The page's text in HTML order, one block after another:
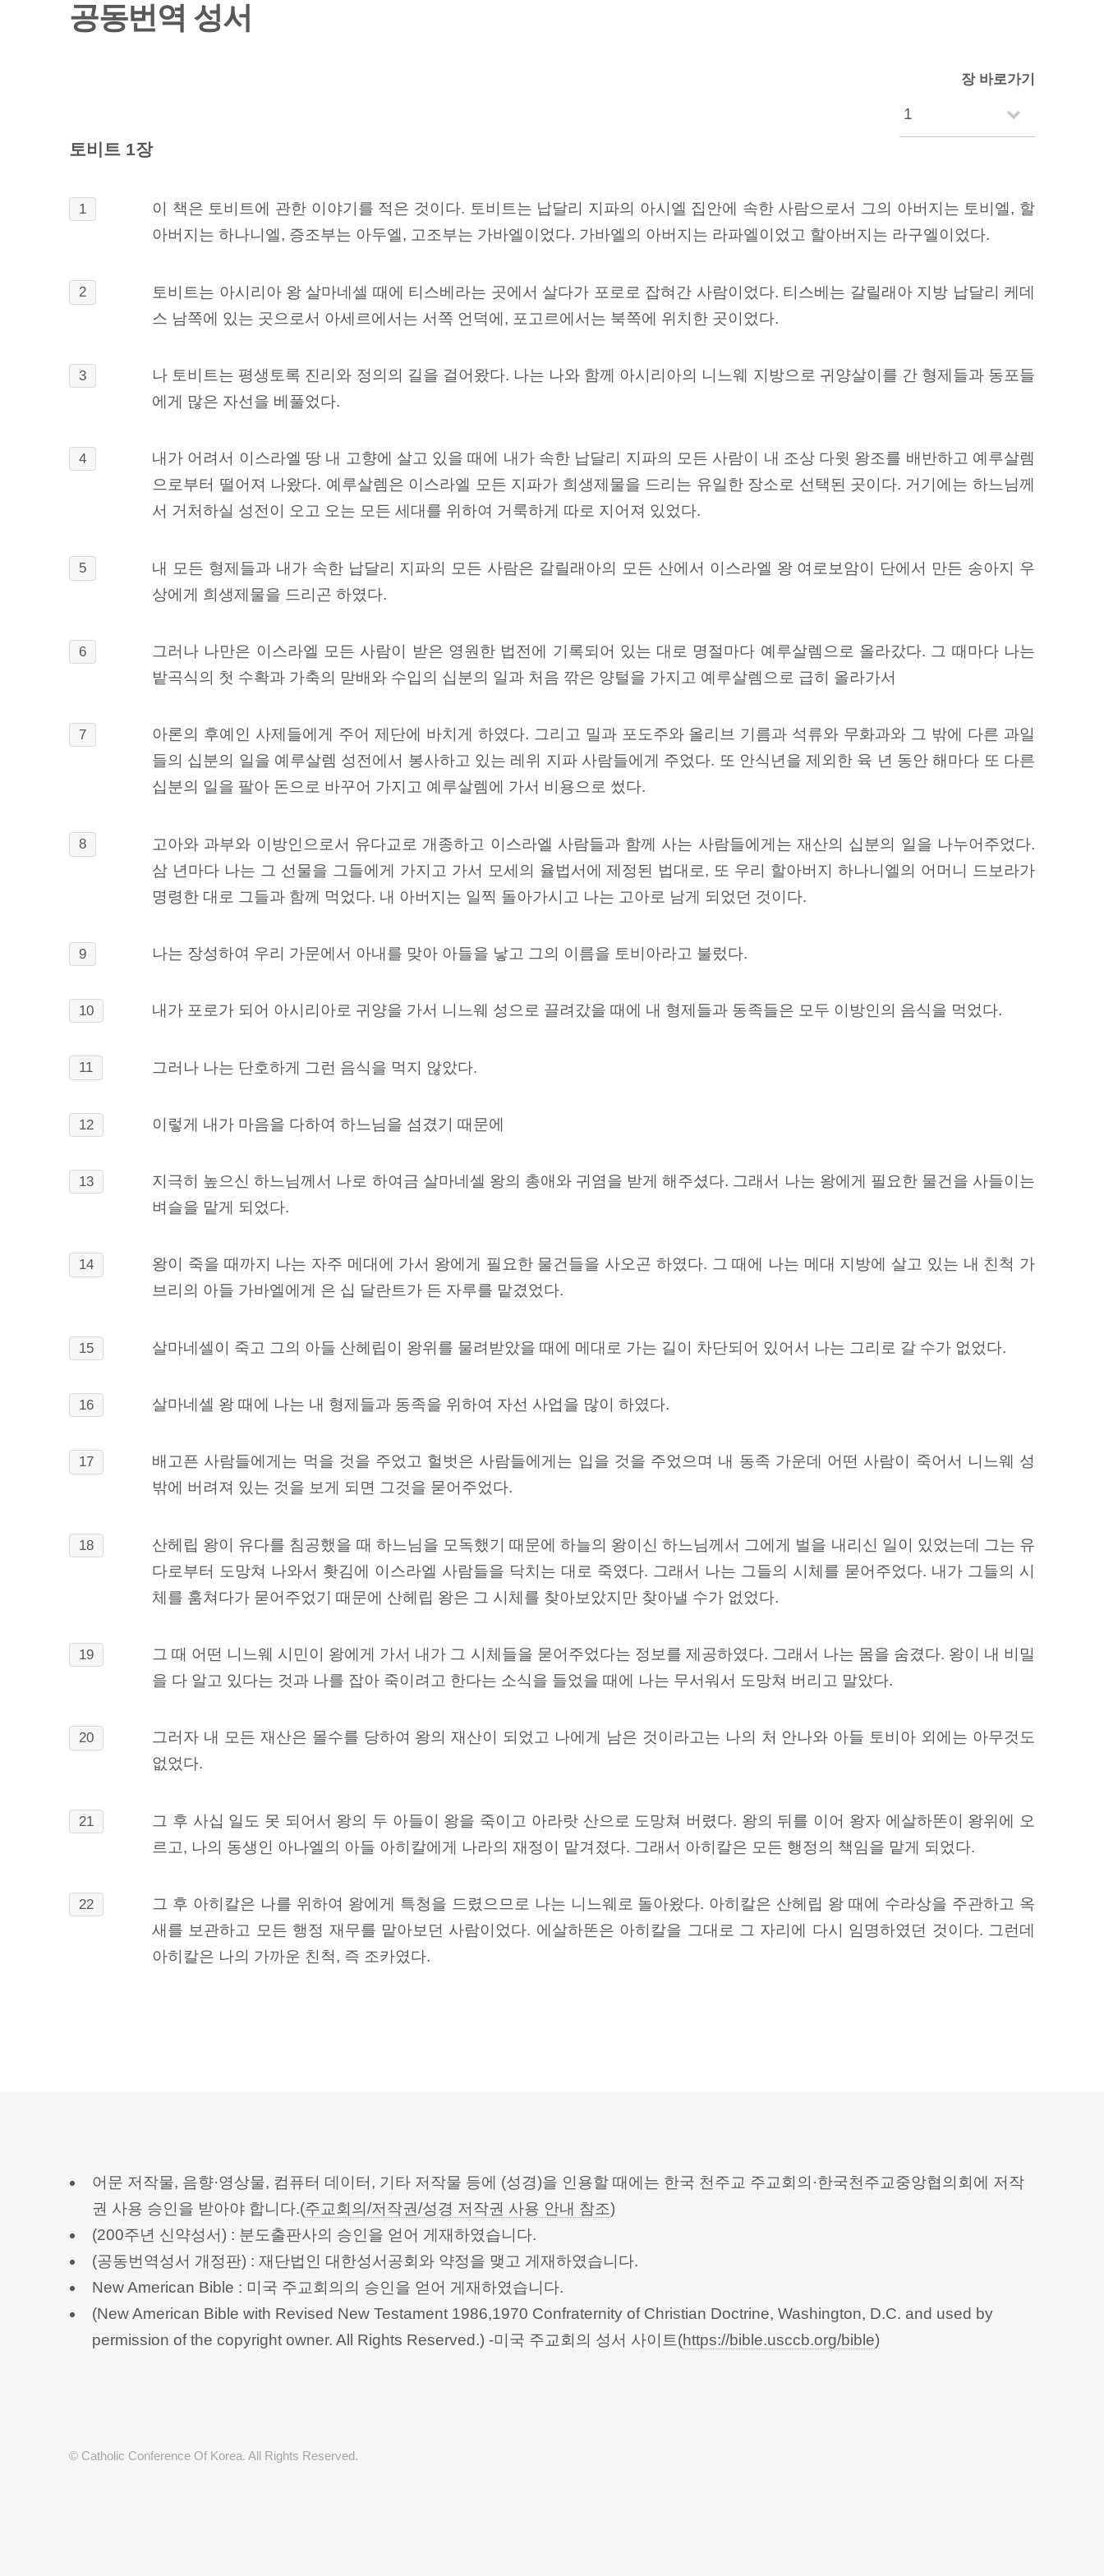
공동번역 성서
장 바로가기
토비트 1장
1
이 책은 토비트에 관한 이야기를 적은 것이다. 토비트는 납달리 지파의 아시엘 집안에 속한 사람으로서 그의 아버지는 토비엘, 할
아버지는 하나니엘, 증조부는 아두엘, 고조부는 가바엘이었다. 가바엘의 아버지는 라파엘이었고 할아버지는 라구엘이었다.
2
토비트는 아시리아 왕 살마네셀 때에 티스베라는 곳에서 살다가 포로로 잡혀간 사람이었다. 티스베는 갈릴래아 지방 납달리 케데
스 남쪽에 있는 곳으로서 아세르에서는 서쪽 언덕에, 포고르에서는 북쪽에 위치한 곳이었다.
3
나 토비트는 평생토록 진리와 정의의 길을 걸어왔다. 나는 나와 함께 아시리아의 니느웨 지방으로 귀양살이를 간 형제들과 동포들
에게 많은 자선을 베풀었다.
4
내가 어려서 이스라엘 땅 내 고향에 살고 있을 때에 내가 속한 납달리 지파의 모든 사람이 내 조상 다윗 왕조를 배반하고 예루살렘
으로부터 떨어져 나왔다. 예루살렘은 이스라엘 모든 지파가 희생제물을 드리는 유일한 장소로 선택된 곳이다. 거기에는 하느님께
서 거처하실 성전이 오고 오는 모든 세대를 위하여 거룩하게 따로 지어져 있었다.
5
내 모든 형제들과 내가 속한 납달리 지파의 모든 사람은 갈릴래아의 모든 산에서 이스라엘 왕 여로보암이 단에서 만든 송아지 우
상에게 희생제물을 드리곤 하였다.
6
그러나 나만은 이스라엘 모든 사람이 받은 영원한 법전에 기록되어 있는 대로 명절마다 예루살렘으로 올라갔다. 그 때마다 나는
밭곡식의 첫 수확과 가축의 맏배와 수입의 십분의 일과 처음 깎은 양털을 가지고 예루살렘으로 급히 올라가서
7
아론의 후예인 사제들에게 주어 제단에 바치게 하였다. 그리고 밀과 포도주와 올리브 기름과 석류와 무화과와 그 밖에 다른 과일
들의 십분의 일을 예루살렘 성전에서 봉사하고 있는 레위 지파 사람들에게 주었다. 또 안식년을 제외한 육 년 동안 해마다 또 다른
십분의 일을 팔아 돈으로 바꾸어 가지고 예루살렘에 가서 비용으로 썼다.
8
고아와 과부와 이방인으로서 유다교로 개종하고 이스라엘 사람들과 함께 사는 사람들에게는 재산의 십분의 일을 나누어주었다.
삼 년마다 나는 그 선물을 그들에게 가지고 가서 모세의 율법서에 제정된 법대로, 또 우리 할아버지 하나니엘의 어머니 드보라가
명령한 대로 그들과 함께 먹었다. 내 아버지는 일찍 돌아가시고 나는 고아로 남게 되었던 것이다.
9 나는 장성하여 우리 가문에서 아내를 맞아 아들을 낳고 그의 이름을 토비아라고 불렀다.
10 내가 포로가 되어 아시리아로 귀양을 가서 니느웨 성으로 끌려갔을 때에 내 형제들과 동족들은 모두 이방인의 음식을 먹었다.
11 그러나 나는 단호하게 그런 음식을 먹지 않았다.
12 이렇게 내가 마음을 다하여 하느님을 섬겼기 때문에
13
지극히 높으신 하느님께서 나로 하여금 살마네셀 왕의 총애와 귀염을 받게 해주셨다. 그래서 나는 왕에게 필요한 물건을 사들이는
벼슬을 맡게 되었다.
14
왕이 죽을 때까지 나는 자주 메대에 가서 왕에게 필요한 물건들을 사오곤 하였다. 그 때에 나는 메대 지방에 살고 있는 내 친척 가
브리의 아들 가바엘에게 은 십 달란트가 든 자루를 맡겼었다.
15 살마네셀이 죽고 그의 아들 산헤립이 왕위를 물려받았을 때에 메대로 가는 길이 차단되어 있어서 나는 그리로 갈 수가 없었다.
16 살마네셀 왕 때에 나는 내 형제들과 동족을 위하여 자선 사업을 많이 하였다.
17
배고픈 사람들에게는 먹을 것을 주었고 헐벗은 사람들에게는 입을 것을 주었으며 내 동족 가운데 어떤 사람이 죽어서 니느웨 성
밖에 버려져 있는 것을 보게 되면 그것을 묻어주었다.
18
산헤립 왕이 유다를 침공했을 때 하느님을 모독했기 때문에 하늘의 왕이신 하느님께서 그에게 벌을 내리신 일이 있었는데 그는 유
다로부터 도망쳐 나와서 홧김에 이스라엘 사람들을 닥치는 대로 죽였다. 그래서 나는 그들의 시체를 묻어주었다. 내가 그들의 시
체를 훔쳐다가 묻어주었기 때문에 산헤립 왕은 그 시체를 찾아보았지만 찾아낼 수가 없었다.
19
그 때 어떤 니느웨 시민이 왕에게 가서 내가 그 시체들을 묻어주었다는 정보를 제공하였다. 그래서 나는 몸을 숨겼다. 왕이 내 비밀
을 다 알고 있다는 것과 나를 잡아 죽이려고 한다는 소식을 들었을 때에 나는 무서워서 도망쳐 버리고 말았다.
20
그러자 내 모든 재산은 몰수를 당하여 왕의 재산이 되었고 나에게 남은 것이라고는 나의 처 안나와 아들 토비아 외에는 아무것도
없었다.
21
그 후 사십 일도 못 되어서 왕의 두 아들이 왕을 죽이고 아라랏 산으로 도망쳐 버렸다. 왕의 뒤를 이어 왕자 에살하똔이 왕위에 오
르고, 나의 동생인 아나엘의 아들 아히칼에게 나라의 재정이 맡겨졌다. 그래서 아히칼은 모든 행정의 책임을 맡게 되었다.
22
그 후 아히칼은 나를 위하여 왕에게 특청을 드렸으므로 나는 니느웨로 돌아왔다. 아히칼은 산헤립 왕 때에 수라상을 주관하고 옥
새를 보관하고 모든 행정 재무를 맡아보던 사람이었다. 에살하똔은 아히칼을 그대로 그 자리에 다시 임명하였던 것이다. 그런데
아히칼은 나의 가까운 친척, 즉 조카였다.
어문 저작물, 음향·영상물, 컴퓨터 데이터, 기타 저작물 등에 (성경)을 인용할 때에는 한국 천주교 주교회의·한국천주교중앙협의회에 저작
권 사용 승인을 받아야 합니다.(주교회의/저작권/성경 저작권 사용 안내 참조)
(200주년 신약성서) : 분도출판사의 승인을 얻어 게재하였습니다.
(공동번역성서 개정판) : 재단법인 대한성서공회와 약정을 맺고 게재하였습니다.
New American Bible : 미국 주교회의의 승인을 얻어 게재하였습니다.
(New American Bible with Revised New Testament 1986,1970 Confraternity of Christian Doctrine, Washington, D.C. and used by
permission of the copyright owner. All Rights Reserved.) -미국 주교회의 성서 사이트(https://bible.usccb.org/bible)
© Catholic Conference Of Korea. All Rights Reserved.